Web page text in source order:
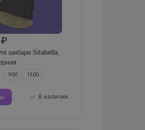
шибари Sitabella,
900 1500
В наличии